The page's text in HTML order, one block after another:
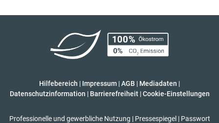
Hilfebereich | Impressum |AGB | Mediadaten |
Datenschutzinformation | Barrierefreiheit | Cookie-Einstellungen
Professionelle und gewerbliche Nutzung | Pressespiegel | Passwort